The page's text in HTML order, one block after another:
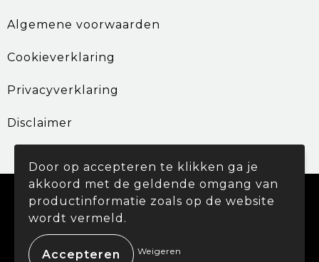
Algemene voorwaarden
Cookieverklaring
Privacyverklaring
Disclaimer
© Copyright Promohouse 2024
Door op accepteren te klikken ga je
akkoord met de geldende omgang van
productinformatie zoals op de website
wordt vermeld.
Weigeren